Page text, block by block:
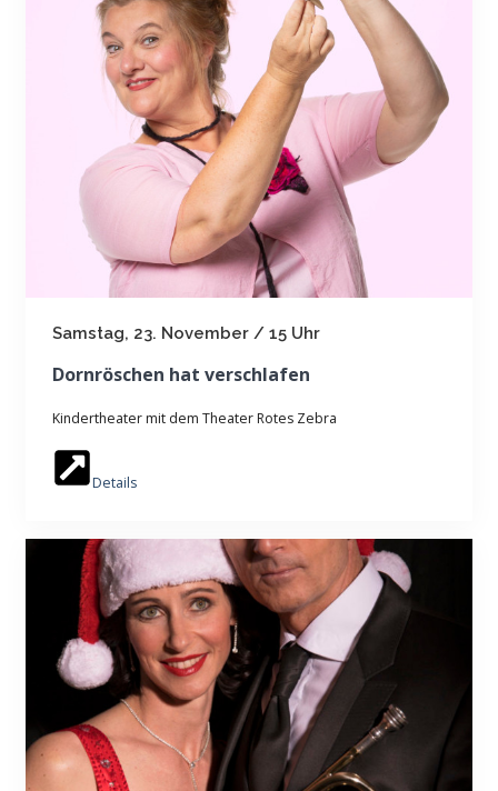
Samstag, 23. November / 15 Uhr
Dornröschen hat verschlafen
Kindertheater mit dem Theater Rotes Zebra
Details